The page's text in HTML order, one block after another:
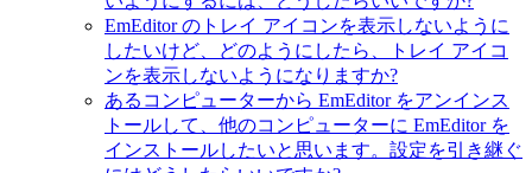
EmEditor のトレイ アイコンを表示しないように
したいけど、どのようにしたら、トレイ アイコ
ンを表示しないようになりますか?
あるコンピューターから EmEditor をアンインス
トールして、他のコンピューターに EmEditor を
インストールしたいと思います。設定を引き継ぐ